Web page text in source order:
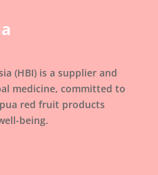
(HBI) is a supplier and
medicine, committed to
red fruit products
being.